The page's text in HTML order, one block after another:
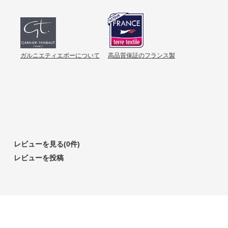
ガルニエティエボーについて 高品質保証のフランス製
レビューを見る(0件)
レビューを投稿